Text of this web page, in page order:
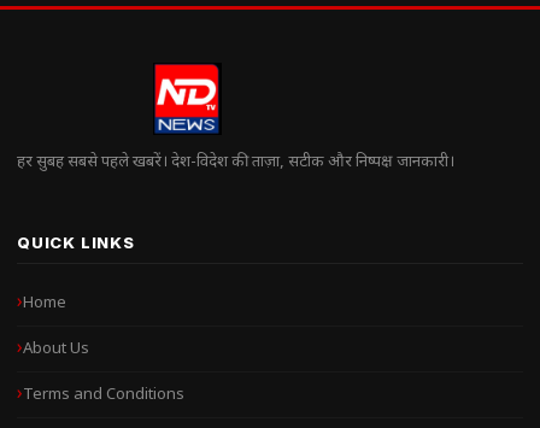
हर सुबह सबसे पहले खबरें। देश-विदेश की ताज़ा, सटीक और निष्पक्ष जानकारी।
QUICK LINKS
Home
About Us
Terms and Conditions